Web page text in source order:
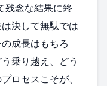
残念な結果に終
決して無駄では
成長はもちろ
乗り越え、どう
ロセスこそが、